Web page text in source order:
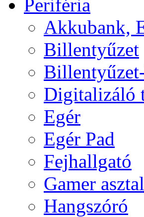
Periféria
Akkubank,
Billentyűzet
Digitalizáló
Egér
Egér Pad
Fejhallgató
Gamer asztal
Hangszóró